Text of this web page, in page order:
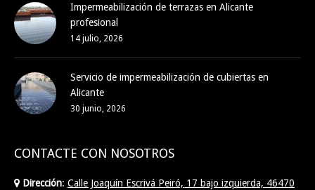
Impermeabilización de terrazas en Alicante
profesional
14 julio, 2026
Servicio de impermeabilización de cubiertas en
Alicante
30 junio, 2026
CONTACTE CON NOSOTROS
Dirección: Calle Joaquín Escrivá Peiró, 17 bajo izquierda, 46470